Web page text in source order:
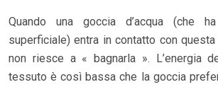
Quando una goccia d’acqua (che
superficiale) entra in contatto con
non riesce a « bagnarla ». L’energia
tessuto è così bassa che la goccia